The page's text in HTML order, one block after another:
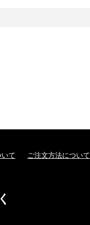
て ご注文方法について